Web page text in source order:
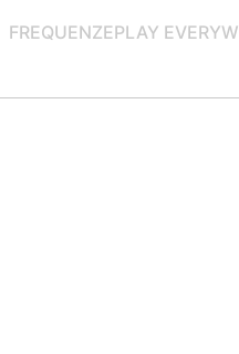
FREQUENZEPLAY